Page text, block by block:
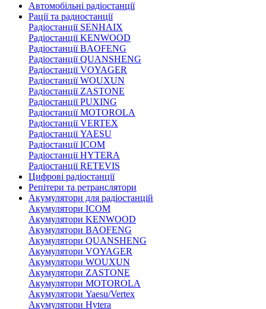
Автомобільні радіостанції
Рації та радиостанції
Радіостанції SENHAIX
Радіостанції KENWOOD
Радіостанції BAOFENG
Радіостанції QUANSHENG
Радіостанції VOYAGER
Радіостанції WOUXUN
Радіостанції ZASTONE
Радіостанції PUXING
Радіостанції MOTOROLA
Радіостанції VERTEX
Радіостанції YAESU
Радіостанції ICOM
Радіостанції HYTERA
Радіостанції RETEVIS
Цифрові радіостанції
Репітери та ретранслятори
Акумулятори для радіостанцій
Акумулятори ICOM
Акумулятори KENWOOD
Акумулятори BAOFENG
Акумулятори QUANSHENG
Акумулятори VOYAGER
Акумулятори WOUXUN
Акумулятори ZASTONE
Акумулятори MOTOROLA
Акумулятори Yaesu/Vertex
Акумулятори Hytera